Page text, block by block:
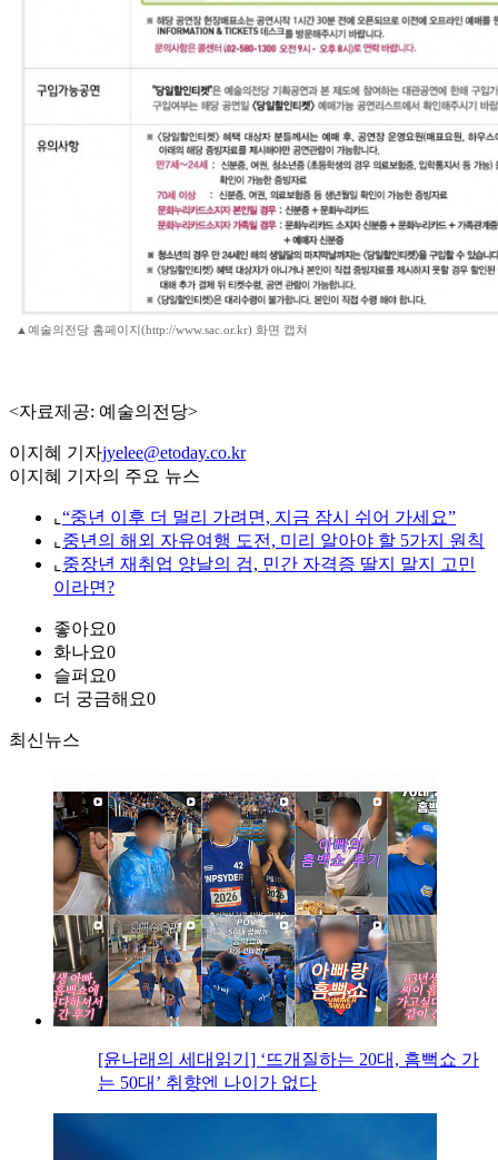
▲예술의전당 홈페이지(http://www.sac.or.kr) 화면 캡쳐
<자료제공: 예술의전당>
이지혜 기자jyelee@etoday.co.kr
이지혜 기자의 주요 뉴스
⌞ “중년 이후 더 멀리 가려면, 지금 잠시 쉬어 가세요”
⌞ 중년의 해외 자유여행 도전, 미리 알아야 할 5가지 원칙
⌞ 중장년 재취업 양날의 검, 민간 자격증 딸지 말지 고민
이라면?
좋아요0
화나요0
슬퍼요0
더 궁금해요0
최신뉴스
[윤나래의 세대읽기] ‘뜨개질하는 20대, 흠뻑쇼 가
는 50대’ 취향엔 나이가 없다